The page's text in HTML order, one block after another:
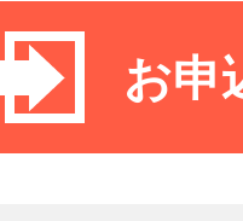
お申